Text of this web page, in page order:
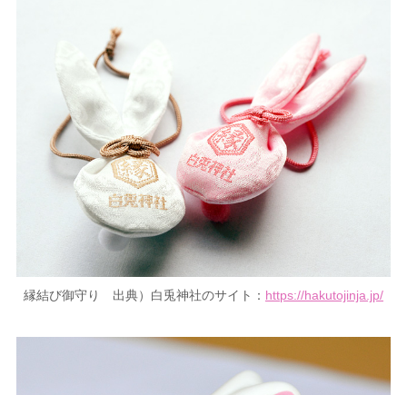
縁結び御守り 出典）白兎神社のサイト： https://hakutojinja.jp/